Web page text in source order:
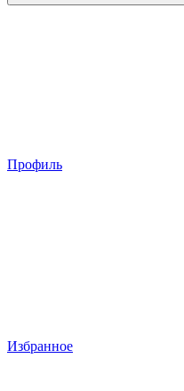
Профиль
Избранное